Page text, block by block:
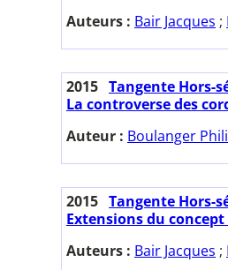
Auteurs : Bair Jacques ;
2015 Tangente Hors-
La controverse des
Auteur : Boulanger
2015 Tangente Hors-
Extensions du
Auteurs : Bair Jacques ;